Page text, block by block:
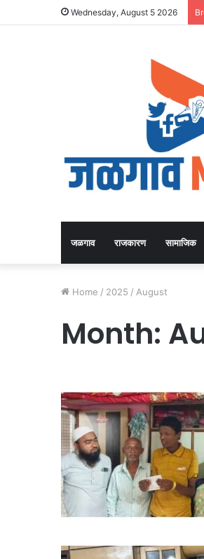
Wednesday, August 5 2026
जळगाव राजकारण सामाजिक
Home / 2025 / August
Month: